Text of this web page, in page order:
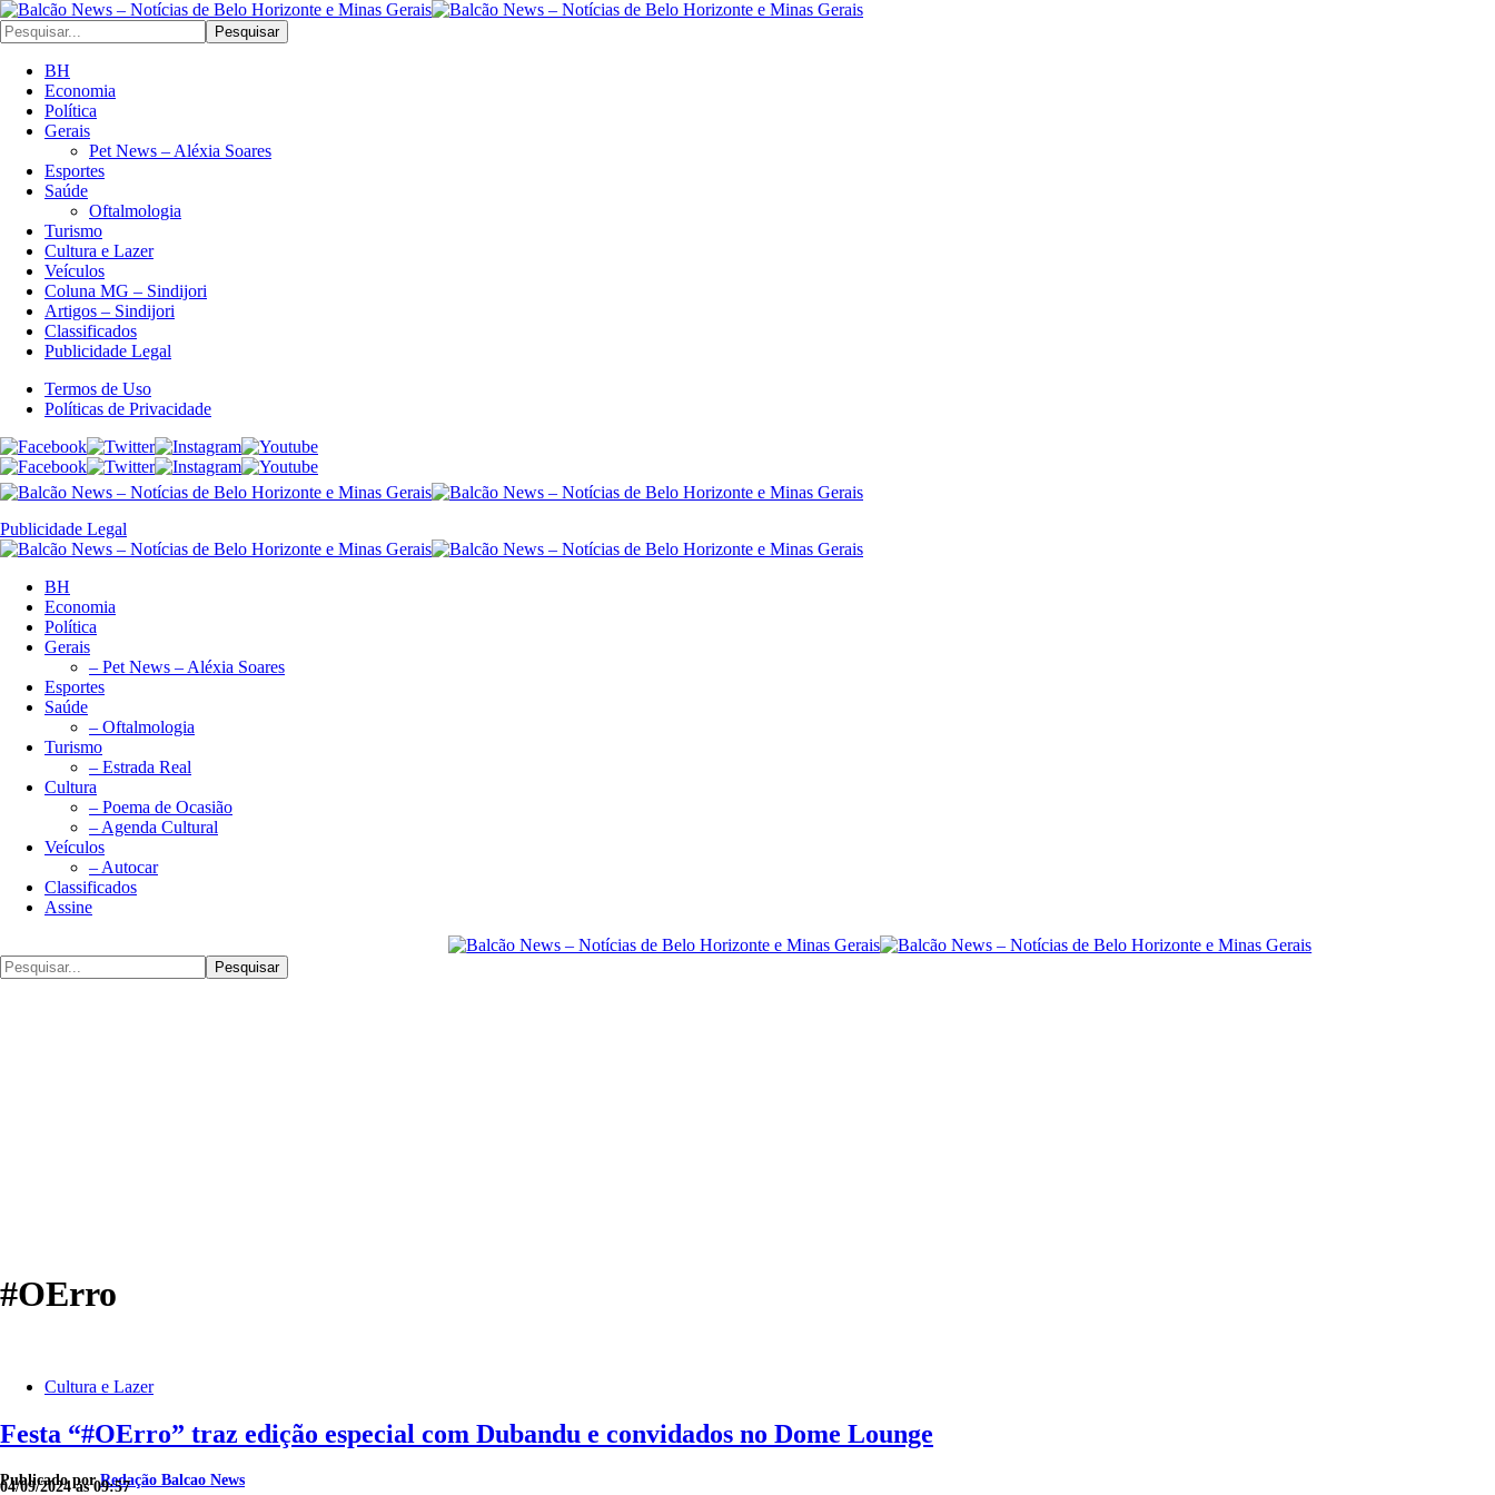
Pesquisar
BH
Economia
Política
Gerais
Pet News – Aléxia Soares
Esportes
Saúde
Oftalmologia
Turismo
Cultura e Lazer
Veículos
Coluna MG – Sindijori
Artigos – Sindijori
Classificados
Publicidade Legal
Termos de Uso
Políticas de Privacidade
Publicidade Legal
BH
Economia
Política
Gerais
– Pet News – Aléxia Soares
Esportes
Saúde
– Oftalmologia
Turismo
– Estrada Real
Cultura
– Poema de Ocasião
– Agenda Cultural
Veículos
– Autocar
Classificados
Assine
Pesquisar
#OErro
Cultura e Lazer
Festa “#OErro” traz edição especial com Dubandu e convidados no Dome Lounge
Publicado porRedação Balcao News
04/09/2024 às 09:57